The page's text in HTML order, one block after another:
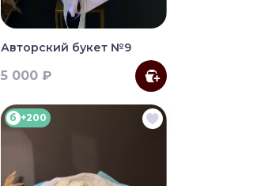
Авторский букет №9
5 000 ₽
б +200